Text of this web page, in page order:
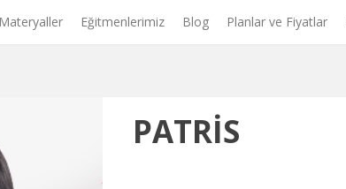
Materyaller Eğitmenlerimiz Blog Planlar ve Fiyatlar
PATRIS